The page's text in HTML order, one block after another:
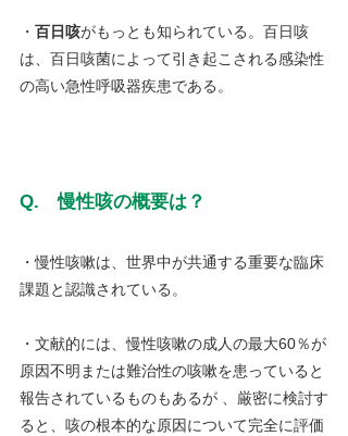
・ 百日咳がもっとも知られている。百日咳
は、百日咳菌によって引き起こされる感染性
の高い急性呼吸器疾患である。
Q.　慢性咳の概要は？
・慢性咳嗽は、世界中が共通する重要な臨床
課題と認識されている。
・文献的には、慢性咳嗽の成人の最大60％が
原因不明または難治性の咳嗽を患っていると
報告されているものもあるが 、厳密に検討す
ると、咳の根本的な原因について完全に評価